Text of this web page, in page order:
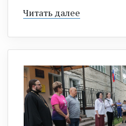
Читать далее